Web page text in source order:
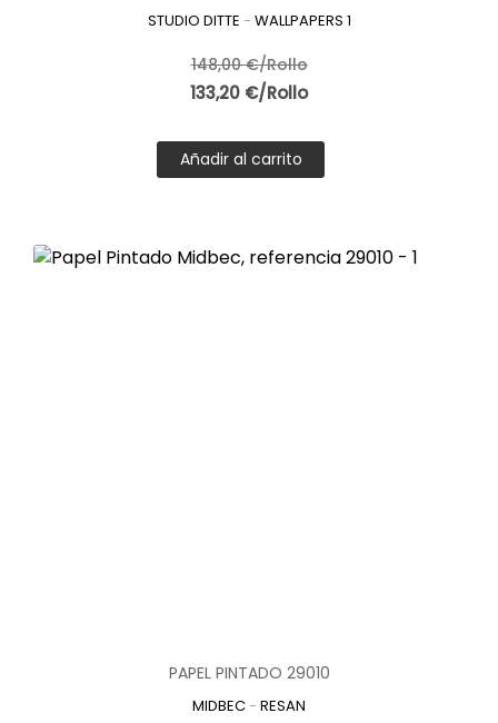
STUDIO DITTE - WALLPAPERS 1
148,00 €/Rollo
133,20 €/Rollo
Añadir al carrito
PAPEL PINTADO 29010
MIDBEC- RESAN